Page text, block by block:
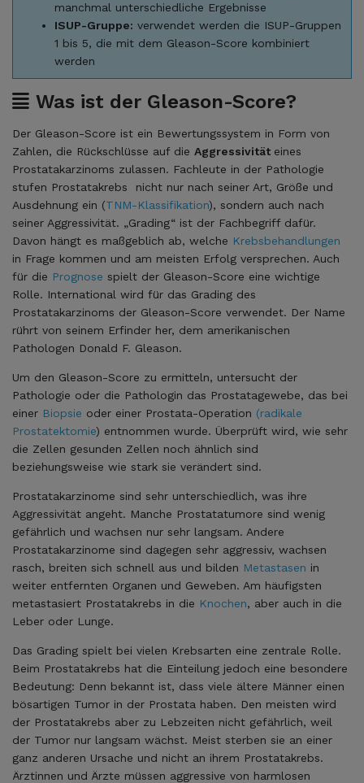
manchmal unterschiedliche Ergebnisse
ISUP-Gruppe: verwendet werden die ISUP-Gruppen
1 bis 5, die mit dem Gleason-Score kombiniert
werden
Was ist der Gleason-Score?
Der Gleason-Score ist ein Bewertungssystem in Form von
Zahlen, die Rückschlüsse auf die Aggressivität eines
Prostatakarzinoms zulassen. Fachleute in der Pathologie
stufen Prostatakrebs nicht nur nach seiner Art, Größe und
Ausdehnung ein (TNM-Klassifikation), sondern auch nach
seiner Aggressivität. „Grading“ ist der Fachbegriff dafür.
Davon hängt es maßgeblich ab, welche Krebsbehandlungen
in Frage kommen und am meisten Erfolg versprechen. Auch
für die Prognose spielt der Gleason-Score eine wichtige
Rolle. International wird für das Grading des
Prostatakarzinoms der Gleason-Score verwendet. Der Name
rührt von seinem Erfinder her, dem amerikanischen
Pathologen Donald F. Gleason.
Um den Gleason-Score zu ermitteln, untersucht der
Pathologie oder die Pathologin das Prostatagewebe, das bei
einer Biopsie oder einer Prostata-Operation (radikale
Prostatektomie) entnommen wurde. Überprüft wird, wie sehr
die Zellen gesunden Zellen noch ähnlich sind
beziehungsweise wie stark sie verändert sind.
Prostatakarzinome sind sehr unterschiedlich, was ihre
Aggressivität angeht. Manche Prostatatumore sind wenig
gefährlich und wachsen nur sehr langsam. Andere
Prostatakarzinome sind dagegen sehr aggressiv, wachsen
rasch, breiten sich schnell aus und bilden Metastasen in
weiter entfernten Organen und Geweben. Am häufigsten
metastasiert Prostatakrebs in die Knochen, aber auch in die
Leber oder Lunge.
Das Grading spielt bei vielen Krebsarten eine zentrale Rolle.
Beim Prostatakrebs hat die Einteilung jedoch eine besondere
Bedeutung: Denn bekannt ist, dass viele ältere Männer einen
bösartigen Tumor in der Prostata haben. Den meisten wird
der Prostatakrebs aber zu Lebzeiten nicht gefährlich, weil
der Tumor nur langsam wächst. Meist sterben sie an einer
ganz anderen Ursache und nicht an ihrem Prostatakrebs.
Ärztinnen und Ärzte müssen aggressive von harmlosen